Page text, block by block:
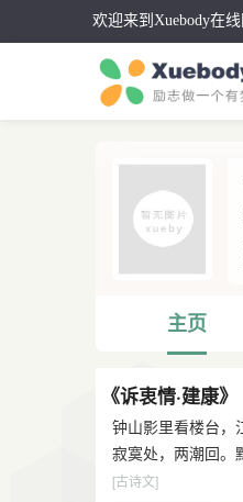
欢迎来到Xuebody在线
主页
《诉衷情·建康》
钟山影里看楼台，
寂寞处，两潮回。
[古诗文]